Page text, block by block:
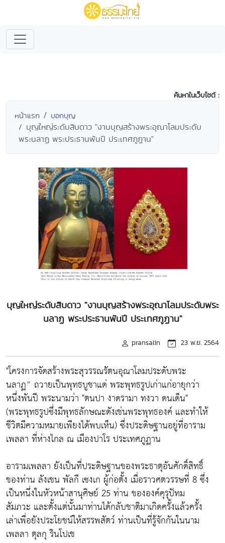
ค้นหาในเว็บไซต์ :
หน้าแรก บอกบุญ
บุญใหญ่ระดับสิบดาว "งานบุญสร้างพระอุณาโลมประดับ
พระนลาฏ พระประธานพันปี ประเทศภูฏาน"
บุญใหญ่ระดับสิบดาว "งานบุญสร้างพระอุณาโลมประดับพระ
นลาฏ พระประธานพันปี ประเทศภูฏาน"
pransalin 23 พ.ย. 2564
"โครงการจัดสร้างพระสุวรรณรัตนอุณาโลมประดับพระ
นลาฏ” ถวายเป็นพุทธบูชาแด่ พระพุทธรูปเก่าแก่อายุกว่า
หนึ่งพันปี พระนามว่า "ตนปา งาดรามา ทงวา ดนเด็น"
(พระพุทธรูปซึ่งมีพุทธลักษณะดังเช่นพระพุทธองค์ และทำให้
ชีวิตมีความหมายเพียงได้พบเห็น) ซึ่งประดิษฐานอยู่ที่อาราม
เพลลา ที่ห่างไกล ณ เมืองปาโร ประเทศภูฏาน
อารามเพลลา ยังเป็นที่ประดิษฐานของพระธาตุอันศักดิ์สิทธิ์
ของท่าน ลังเชน พัลกี เซงเก ผู้ก่อตั้ง เมื่อราวศตวรรษที่ 8 ซึ่ง
เป็นหนึ่งในหัวหน้าสานุศิษย์ 25 ท่าน ขององค์คุรุปัทม
สัมภวะ และตั้งแต่นั้นมาท่านได้กลับชาติมาเกิดครั้งแล้วครั้ง
เล่าเพื่อยังประโยชน์ให้สรรพสัตว์ ท่านเป็นที่รู้จักกันในนาม
เพลลา ตุลกุ รินโปเช